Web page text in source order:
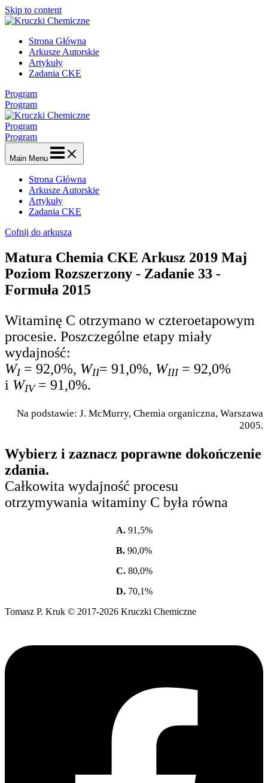
Skip to content
Strona Główna
Arkusze Autorskie
Artykuły
Zadania CKE
Program
Program
Program
Program
Main Menu
Strona Główna
Arkusze Autorskie
Artykuły
Zadania CKE
Cofnij do arkusza
Matura Chemia CKE Arkusz 2019 Maj
Poziom Rozszerzony - Zadanie 33 -
Formuła 2015
Witaminę C otrzymano w czteroetapowym
procesie. Poszczególne etapy miały
wydajność:
WI= 92,0%, WII= 91,0%, WIII= 92,0%
i WIV= 91,0%.
Na podstawie: J. McMurry, Chemia organiczna, Warszawa
2005.
Wybierz i zaznacz poprawne dokończenie
zdania.
Całkowita wydajność procesu
otrzymywania witaminy C była równa
A.91,5%
B. 90,0%
C.80,0%
D.70,1%
Tomasz P. Kruk © 2017-2026 Kruczki Chemiczne